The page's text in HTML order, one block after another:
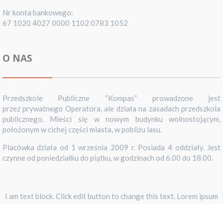
Nr konta bankowego:
67 1020 4027 0000 1102 0783 1052
O NAS
Przedszkole Publiczne “Kompas” prowadzone jest
przez prywatnego Operatora, ale działa na zasadach przedszkola
publicznego. Mieści się w nowym budynku wolnostojącym,
położonym w cichej części miasta, w pobliżu lasu.
Placówka działa od 1 września 2009 r. Posiada 4 oddziały. Jest
czynne od poniedziałku do piątku, w godzinach od 6.00 do 18.00.
I am text block. Click edit button to change this text. Lorem ipsum